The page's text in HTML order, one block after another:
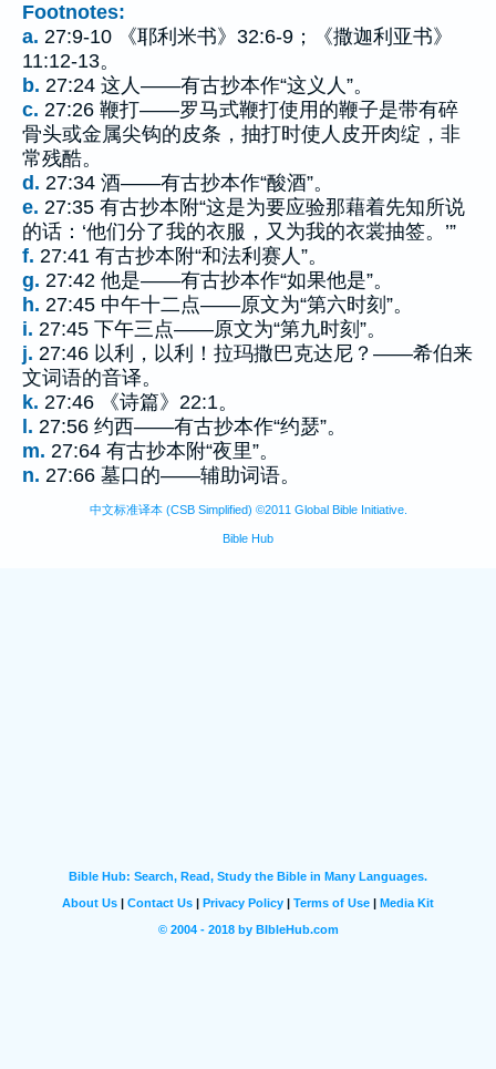
Footnotes:
a. 27:9-10 《耶利米书》32:6-9；《撒迦利亚书》
11:12-13。
b. 27:24 这人——有古抄本作“这义人”。
c. 27:26 鞭打——罗马式鞭打使用的鞭子是带有碎
骨头或金属尖钩的皮条，抽打时使人皮开肉绽，非
常残酷。
d. 27:34 酒——有古抄本作“酸酒”。
e. 27:35 有古抄本附“这是为要应验那藉着先知所说
的话：‘他们分了我的衣服，又为我的衣裳抽签。’”
f. 27:41 有古抄本附“和法利赛人”。
g. 27:42 他是——有古抄本作“如果他是”。
h. 27:45 中午十二点——原文为“第六时刻”。
i. 27:45 下午三点——原文为“第九时刻”。
j. 27:46 以利，以利！拉玛撒巴克达尼？——希伯来
文词语的音译。
k. 27:46 《诗篇》22:1。
l. 27:56 约西——有古抄本作“约瑟”。
m. 27:64 有古抄本附“夜里”。
n. 27:66 墓口的——辅助词语。
中文标准译本 (CSB Simplified) ©2011 Global Bible Initiative.
Bible Hub